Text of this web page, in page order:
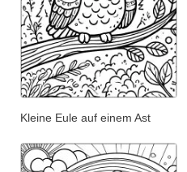
Kleine Eule auf einem Ast